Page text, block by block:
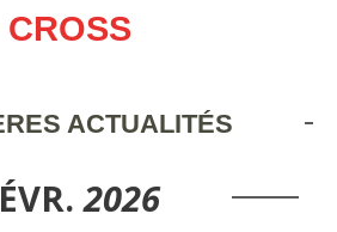
CROSS
ACTUALITÉS
2026